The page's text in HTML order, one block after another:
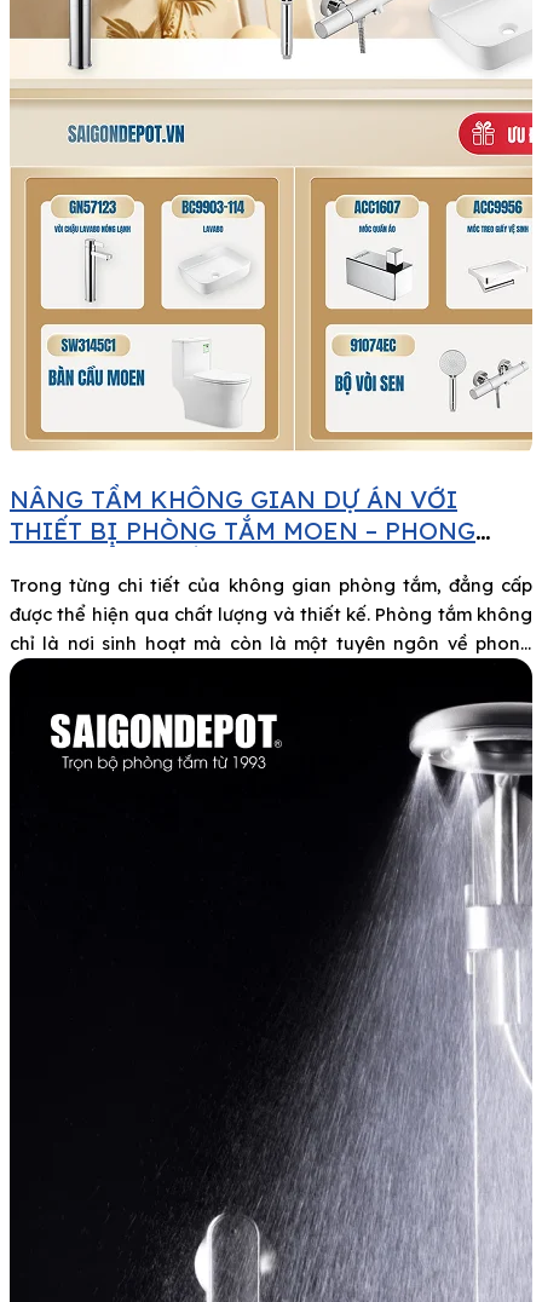
NÂNG TẦM KHÔNG GIAN DỰ ÁN VỚI
THIẾT BỊ PHÒNG TẮM MOEN – PHONG
Trong từng chi tiết của không gian phòng tắm, đẳng cấp
được thể hiện qua chất lượng và thiết kế. Phòng tắm không
chỉ là nơi sinh hoạt mà còn là một tuyên ngôn về phong
cách sống, đặc biệt trong các dự án cao cấp. Việc lựa chọn